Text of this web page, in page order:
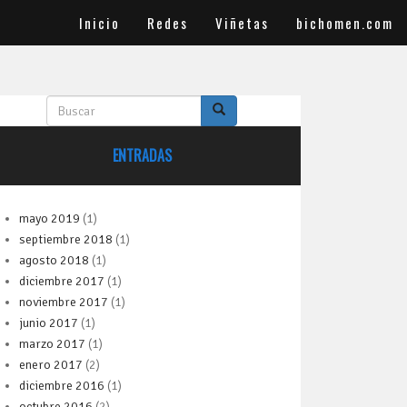
Inicio Redes Viñetas bichomen.com
u
a
ENTRADAS
mayo 2019 (1)
septiembre 2018 (1)
agosto 2018 (1)
diciembre 2017 (1)
noviembre 2017 (1)
junio 2017 (1)
marzo 2017 (1)
enero 2017 (2)
diciembre 2016 (1)